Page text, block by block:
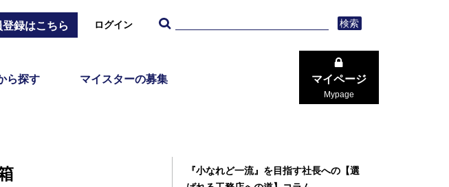
登録はこちら ログイン 検索
ら探す マイスターの募集 マイページ
Mypage
『小なれど一流』を目指す社長への【選